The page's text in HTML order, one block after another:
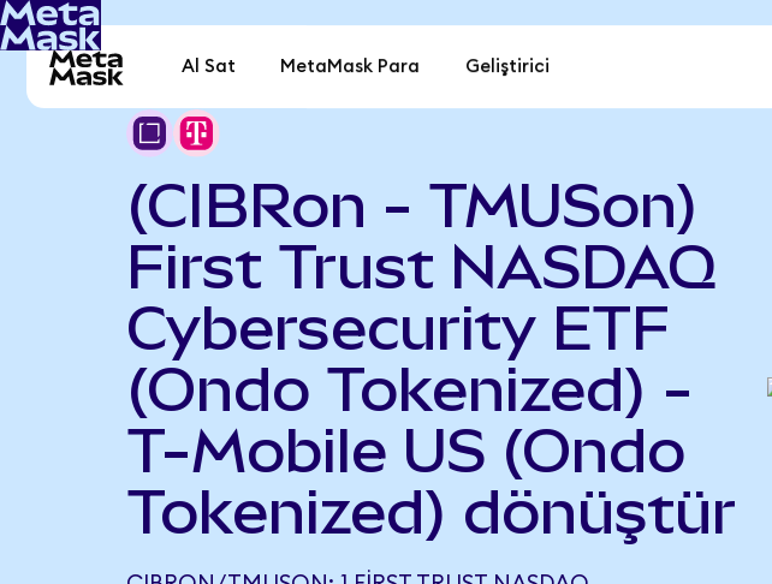
Al Sat MetaMask Para Geliştirici
(CIBRon - TMUSon)
First Trust NASDAQ
Cybersecurity ETF
(Ondo Tokenized) -
T-Mobile US (Ondo
Tokenized) dönüştür